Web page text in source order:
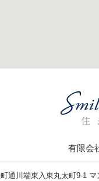
有限会
通川端東入東丸太町9-1